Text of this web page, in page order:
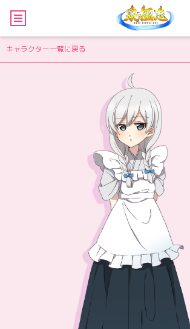
キャラクター一覧に戻る